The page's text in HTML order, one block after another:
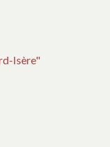
Isère"